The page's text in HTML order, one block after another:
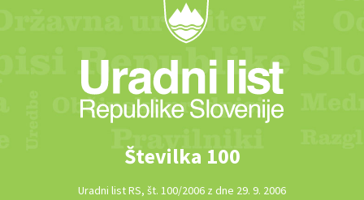
Številka 100
Uradni list RS, št. 100/2006 z dne 29. 9. 2006